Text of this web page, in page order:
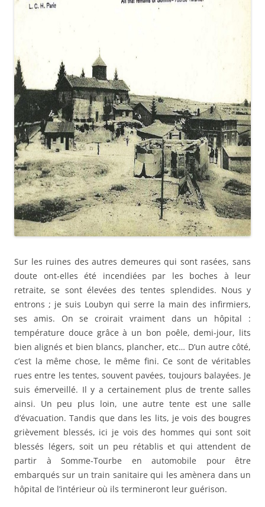
Sur les ruines des autres demeures qui sont rasées, sans
doute ont-elles été incendiées par les boches à leur
retraite, se sont élevées des tentes splendides. Nous y
entrons ; je suis Loubyn qui serre la main des infirmiers,
ses amis. On se croirait vraiment dans un hôpital :
température douce grâce à un bon poêle, demi-jour, lits
bien alignés et bien blancs, plancher, etc… D’un autre côté,
c’est la même chose, le même fini. Ce sont de véritables
rues entre les tentes, souvent pavées, toujours balayées. Je
suis émerveillé. Il y a certainement plus de trente salles
ainsi. Un peu plus loin, une autre tente est une salle
d’évacuation. Tandis que dans les lits, je vois des bougres
grièvement blessés, ici je vois des hommes qui sont soit
blessés légers, soit un peu rétablis et qui attendent de
partir à Somme-Tourbe en automobile pour être
embarqués sur un train sanitaire qui les amènera dans un
hôpital de l’intérieur où ils termineront leur guérison.